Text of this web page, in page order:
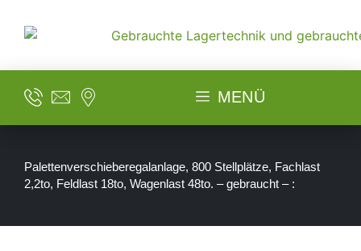
MENÜ
Palettenverschieberegalanlage, 800 Stellplätze, Fachlast
2,2to, Feldlast 18to, Wagenlast 48to. – gebraucht – :